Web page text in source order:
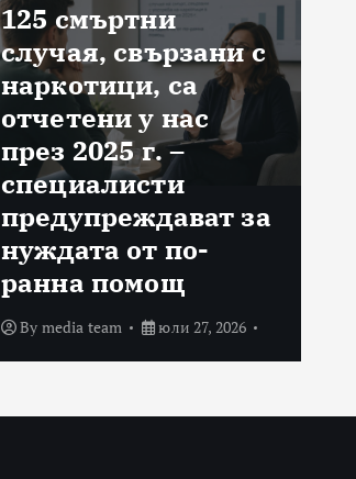
125 смъртни
случая, свързани с
наркотици, са
отчетени у нас
през 2025 г. –
специалисти
предупреждават за
нуждата от по-
ранна помощ
By media team юли 27, 2026